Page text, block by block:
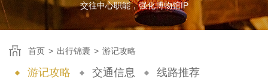
交往中心职能，强化博物馆IP
游记攻略 交通信息 线路推荐
首页 > 出行锦囊 > 游记攻略